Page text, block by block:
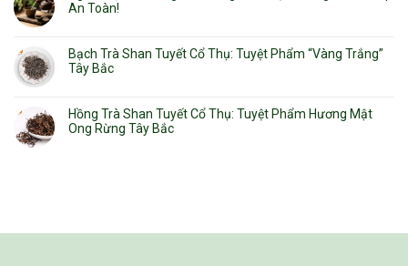
An Toàn!
Bạch Trà Shan Tuyết Cổ Thụ: Tuyệt Phẩm “Vàng Trắng”
Tây Bắc
Hồng Trà Shan Tuyết Cổ Thụ: Tuyệt Phẩm Hương Mật
Ong Rừng Tây Bắc